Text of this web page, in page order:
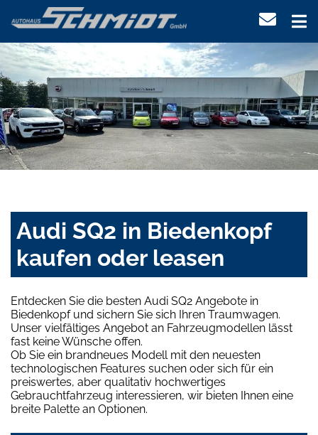
Audi SQ2 in Biedenkopf
kaufen oder leasen
Entdecken Sie die besten Audi SQ2 Angebote in
Biedenkopf und sichern Sie sich Ihren Traumwagen.
Unser vielfältiges Angebot an Fahrzeugmodellen lässt
fast keine Wünsche offen.
Ob Sie ein brandneues Modell mit den neuesten
technologischen Features suchen oder sich für ein
preiswertes, aber qualitativ hochwertiges
Gebrauchtfahrzeug interessieren, wir bieten Ihnen eine
breite Palette an Optionen.